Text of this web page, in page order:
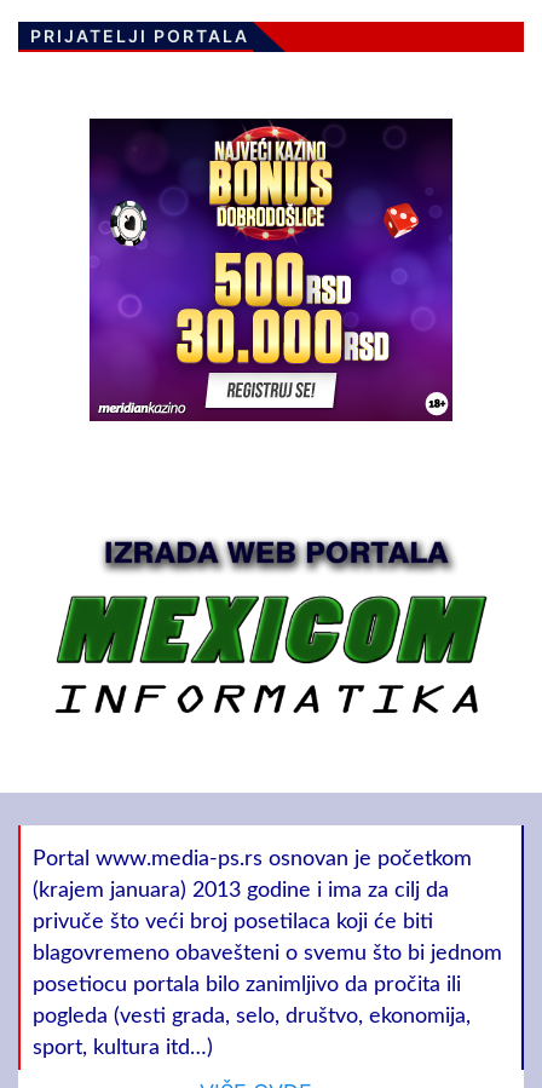
PRIJATELJI PORTALA
Portal www.media-ps.rs osnovan je početkom
(krajem januara) 2013 godine i ima za cilj da
privuče što veći broj posetilaca koji će biti
blagovremeno obavešteni o svemu što bi jednom
posetiocu portala bilo zanimljivo da pročita ili
pogleda (vesti grada, selo, društvo, ekonomija,
sport, kultura itd…)